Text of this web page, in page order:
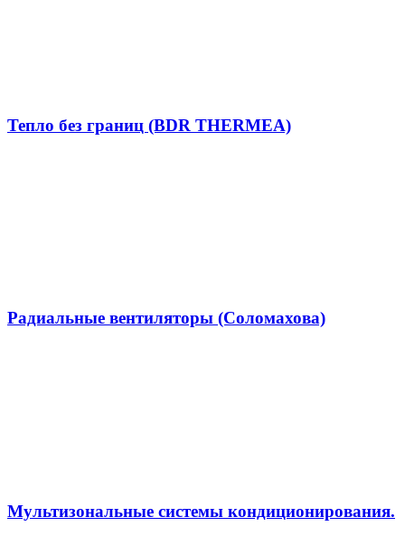
Тепло без границ (BDR THERMEA)
Радиальные вентиляторы (Соломахова)
Мультизональные системы кондиционирования.